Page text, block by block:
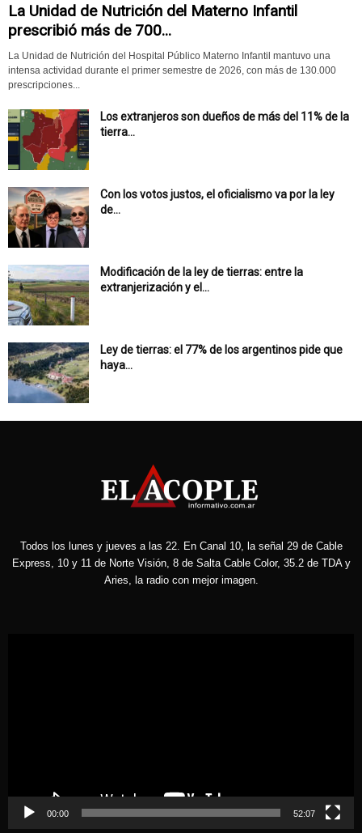
La Unidad de Nutrición del Materno Infantil
prescribió más de 700...
La Unidad de Nutrición del Hospital Público Materno Infantil mantuvo una
intensa actividad durante el primer semestre de 2026, con más de 130.000
prescripciones...
Los extranjeros son dueños de más del 11% de la
tierra...
Con los votos justos, el oficialismo va por la ley
de...
Modificación de la ley de tierras: entre la
extranjerización y el...
Ley de tierras: el 77% de los argentinos pide que
haya...
Todos los lunes y jueves a las 22. En Canal 10, la señal 29 de Cable
Express, 10 y 11 de Norte Visión, 8 de Salta Cable Color, 35.2 de TDA y
Aries, la radio con mejor imagen.
00:00 52:07